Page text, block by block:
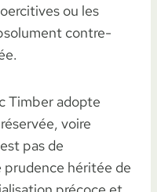
ou les
contre-
Timber adopte
voire
pas de
prudence héritée de